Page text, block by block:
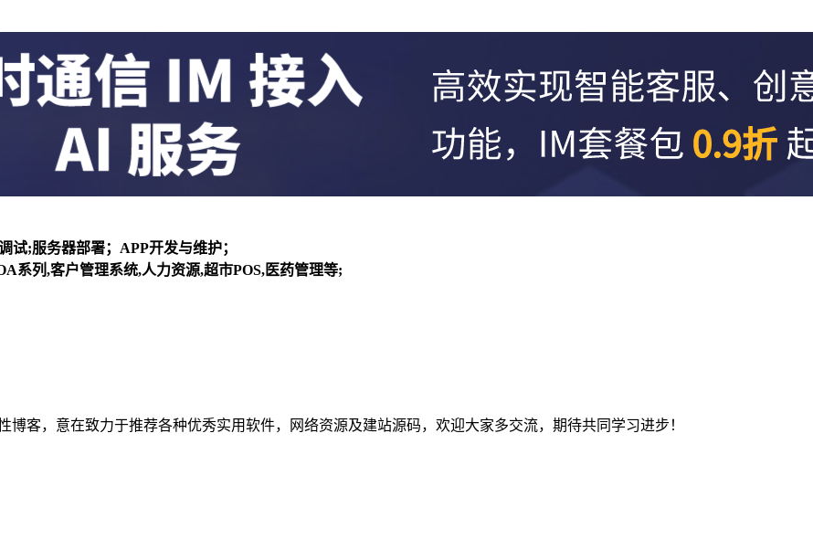
试;服务器部署；APP开发与维护；
系列,客户管理系统,人力资源,超市POS,医药管理等;
博客，意在致力于推荐各种优秀实用软件，网络资源及建站源码，欢迎大家多交流，期待共同学习进步！